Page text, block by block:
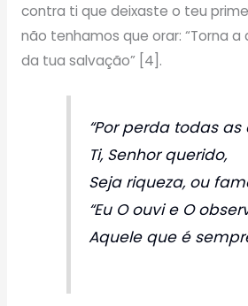
contra ti que deixaste o teu
não tenhamos que orar: “Torna
da tua salvação” [4].
“Por perda todas as
Ti, Senhor querido,
Seja riqueza, ou
“Eu O ouvi e O
Aquele que é